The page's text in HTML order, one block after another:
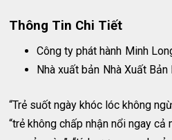
Thông Tin Chi Tiết
Công ty phát hành Minh
Nhà xuất bản Nhà Xuất
“Trẻ suốt ngày khóc lóc không
“trẻ không chấp nhận nổi ngay cả